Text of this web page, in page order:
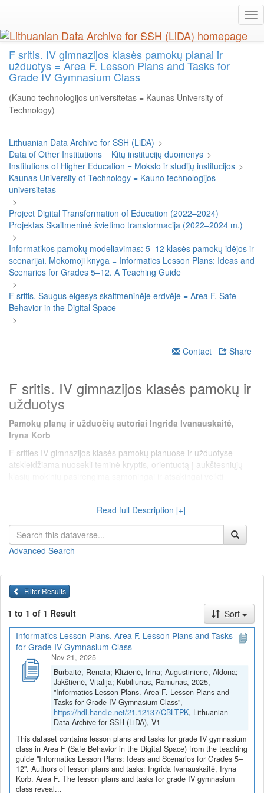
main
content
F sritis. IV gimnazijos klasės pamokų planai ir
užduotys = Area F. Lesson Plans and Tasks for
Grade IV Gymnasium Class
(Kauno technologijos universitetas = Kaunas University of
Technology)
Lithuanian Data Archive for SSH (LiDA) >
Data of Other Institutions = Kitų institucijų duomenys >
Institutions of Higher Education = Mokslo ir studijų institucijos >
Kaunas University of Technology = Kauno technologijos
universitetas
>
Project Digital Transformation of Education (2022–2024) =
Projektas Skaitmeninė švietimo transformacija (2022–2024 m.)
>
Informatikos pamokų modeliavimas: 5–12 klasės pamokų idėjos ir
scenarijai. Mokomoji knyga = Informatics Lesson Plans: Ideas and
Scenarios for Grades 5–12. A Teaching Guide
>
F sritis. Saugus elgesys skaitmeninėje erdvėje = Area F. Safe
Behavior in the Digital Space
>
Contact Share
F sritis. IV gimnazijos klasės pamokų ir
užduotys
Pamokų planų ir užduočių autoriai Ingrida Ivanauskaitė,
Iryna Korb
F srities IV gimnazijos klasės pamokų planuose ir užduotyse
atskleidžiama nuosekli teminė kryptis, orientuotą į aukštesniųjų
duomenų šifravimas, teisės aktų taikymas bei praktinės
kompetencijos, susijusios su skaitmeniniu saugumu ir privatumu.
Tokia turinio kryptis glaudžiai dera su bendrosios informatikos
programos siekiais – ugdyti kritiškai mąstantį, teisines ir etines
Pamokų planai ir užduotys(juos galiteperžiūrėtiarbaparsisiųsti
viename dokumente)
Asmens duomenų teisėtas naudojimas. Įvadinė pamoka
(Ingrida Ivanauskaitė)
Asmens duomenų teisėtas naudojimas. Pristatymų kūrimas
(Ingrida Ivanauskaitė)
Asmens duomenų teisėtas naudojimas (Ingrida
Ivanauskaitė)
Elektroninis parašas ir elektroninė laiko žyma (Iryna Korbut)
Kvalifikuotas ir nekvalifikuotas elektroninis parašas (Iryna
Korbut)
Duomenų ir pranešimų šifravimas (Iryna Korbut)
Visi F srities pamokų planai ir užduotys
Pamokų planai ir užduotys parengti vykdant projektą „Skaitmeninė
švietimo transformacija („EdTech“)(Nr. 10-004-P-0001)“,
įgyvendintą pagal ekonomikos gaivinimo ir atsparumo didinimo
planą „Naujos kartos Lietuva“, finansuojamą Europos Sąjungos
Read full Description [+]
Advanced Search
Filter Results
1 to 1 of 1 Result
Sort
Informatics Lesson Plans. Area F. Lesson Plans and Tasks
for Grade IV Gymnasium Class
Nov 21, 2025
Burbaitė, Renata; Klizienė, Irina; Augustinienė, Aldona;
Jakštienė, Vitalija; Kubiliūnas, Ramūnas, 2025,
"Informatics Lesson Plans. Area F. Lesson Plans and
Tasks for Grade IV Gymnasium Class",
https://hdl.handle.net/21.12137/CBLTPK, Lithuanian
Data Archive for SSH (LiDA), V1
This dataset contains lesson plans and tasks for grade IV gymnasium
class in Area F (Safe Behavior in the Digital Space) from the teaching
guide "Informatics Lesson Plans: Ideas and Scenarios for Grades 5–
12". Authors of lesson plans and tasks: Ingrida Ivanauskaitė, Iryna
Korb. Area F. The lesson plans and tasks for grade IV gymnasium
class reveal...